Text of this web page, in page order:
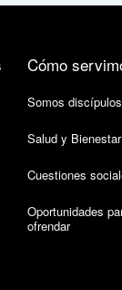
Cómo
Somos discípulos
Salud y Bienestar
Cuestiones
Oportunidades
ofrendar